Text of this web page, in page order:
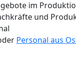
im
und
Personal aus